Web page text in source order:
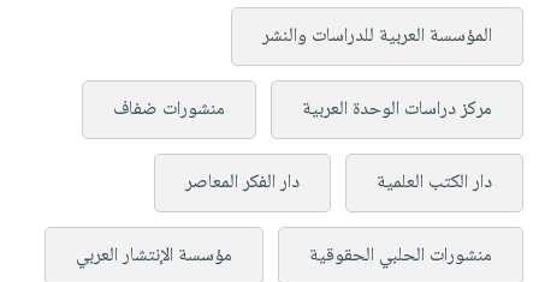
المؤسسة العربية للدراسات والنشر
مركز دراسات الوحدة العربية منشورات ضفاف
دار الكتب العلمية دار الفكر المعاصر
منشورات الحلبي الحقوقية مؤسسة الإنتشار العربي